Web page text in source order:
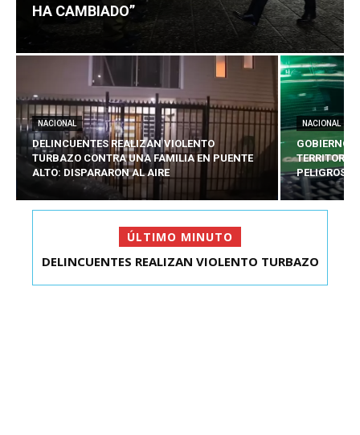
HA CAMBIADO”
NACIONAL
DELINCUENTES REALIZAN VIOLENTO
TURBAZO CONTRA UNA FAMILIA EN PUENTE
ALTO: DISPARARON AL AIRE
NACIONAL
GOBIERNO
PELIGROSOS
ÚLTIMO MINUTO
DELINCUENTES REALIZAN VIOLENTO TURBAZO
GOBIERNO EVALÚA ESTADO DE EXCEPCIÓN